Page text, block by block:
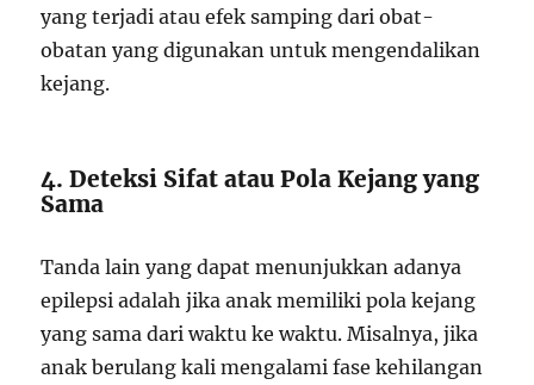
yang terjadi atau efek samping dari obat-
obatan yang digunakan untuk mengendalikan
kejang.
4. Deteksi Sifat atau Pola Kejang yang
Sama
Tanda lain yang dapat menunjukkan adanya
epilepsi adalah jika anak memiliki pola kejang
yang sama dari waktu ke waktu. Misalnya, jika
anak berulang kali mengalami fase kehilangan